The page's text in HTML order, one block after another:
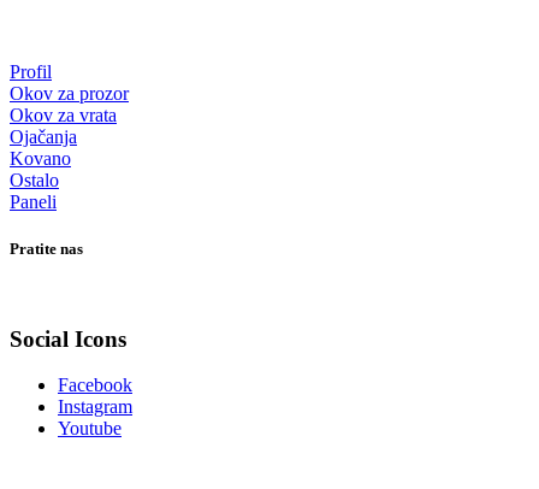
Profil
Okov za prozor
Okov za vrata
Ojačanja
Kovano
Ostalo
Paneli
Pratite nas
Social Icons
Facebook
Instagram
Youtube